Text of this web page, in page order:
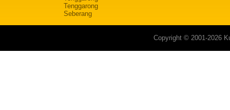
Tenggarong
Seberang
Copyright © 2001-2026